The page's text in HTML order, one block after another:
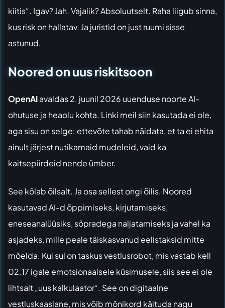
kiitis“. Igav? Jah. Vajalik? Absoluutselt. Raha liigub sinna,
kus risk on hallatav. Ja juristid on just ruumi sisse
astunud.
Noored on uus riskitsoon
OpenAIavaldas 2. juunil 2026 uuenduse noorte AI-
ohutuse ja heaolu kohta. Linki meil siin kasutada ei ole,
aga sisu on selge: ettevõte tahab näidata, et ta ei ehita
ainult järjest nutikamaid mudeleid, vaid ka
kaitsepiirdeid nende ümber.
See kõlab õilsalt. Ja osa sellest ongi õilis. Noored
kasutavad AI-d õppimiseks, kirjutamiseks,
eneseanalüüsiks, sõpradega naljatamiseks ja vahel ka
asjadeks, mille peale täiskasvanud eelistaksid mitte
mõelda. Kui sul on taskus vestlusrobot, mis vastab kell
02.17 igale emotsionaalsele küsimusele, siis see ei ole
lihtsalt „uus kalkulaator“. See on digitaalne
vestluskaaslane, mis võib mõnikord käituda nagu